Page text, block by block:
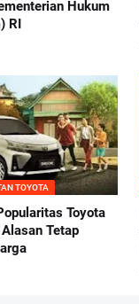
Hukum
RI
TOYOTA
Toyota
Tetap